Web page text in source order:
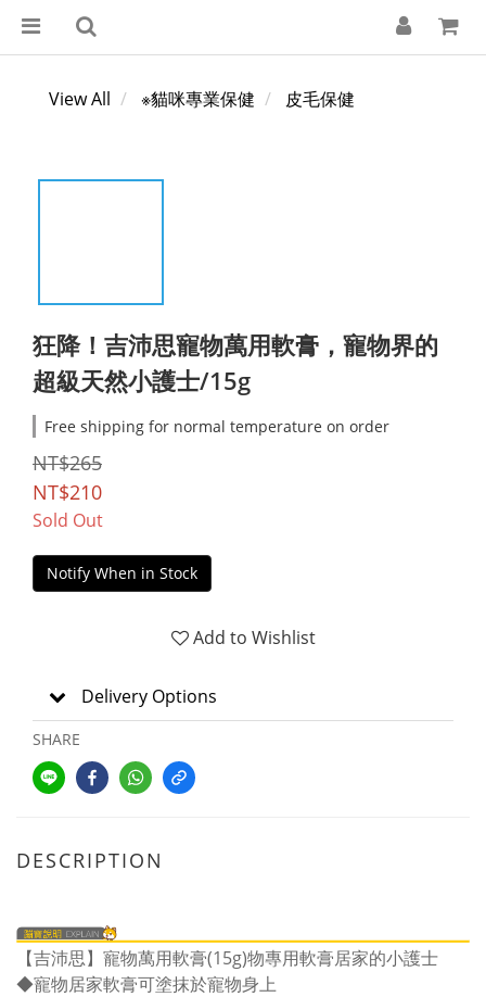
View All ※貓咪專業保健 皮毛保健
狂降！吉沛思寵物萬用軟膏，寵物界的
超級天然小護士/15g
Free shipping for normal temperature on order
NT$265
NT$210
Sold Out
Notify When in Stock
Add to Wishlist
Delivery Options
SHARE
DESCRIPTION
【吉沛思】寵物萬用軟膏(15g)物專用軟膏居家的小護士
◆寵物居家軟膏可塗抹於寵物身上